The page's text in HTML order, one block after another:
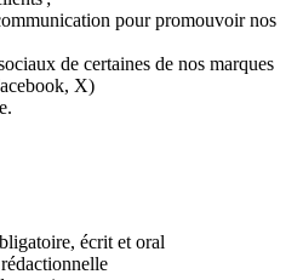
pour promouvoir nos
de certaines de nos marques
X)
écrit et oral